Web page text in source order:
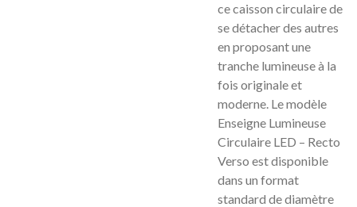
ce caisson circulaire de
se détacher des autres
en proposant une
tranche lumineuse à la
fois originale et
moderne. Le modèle
Enseigne Lumineuse
Circulaire LED – Recto
Verso est disponible
dans un format
standard de diamètre